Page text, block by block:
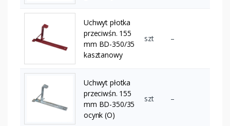
Uchwyt płotka
przeciwśn. 155
mm BD-350/35
kasztanowy
szt –
Uchwyt płotka
przeciwśn. 155
mm BD-350/35
ocynk (O)
szt –